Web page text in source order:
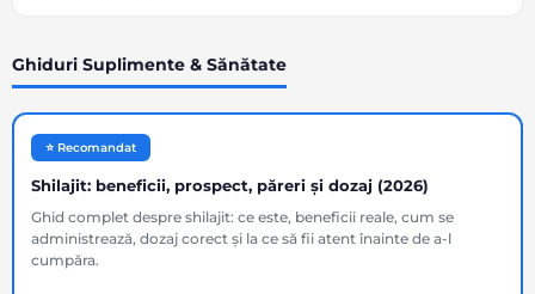
Ghiduri Suplimente & Sănătate
⭐ Recomandat
Shilajit: beneficii, prospect, păreri și dozaj (2026)
Ghid complet despre shilajit: ce este, beneficii reale, cum se
administrează, dozaj corect și la ce să fii atent înainte de a-l
cumpăra.